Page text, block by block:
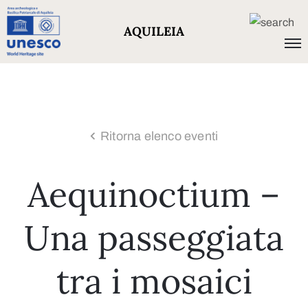
AQUILEIA
Ritorna elenco eventi
Aequinoctium –
Una passeggiata
tra i mosaici